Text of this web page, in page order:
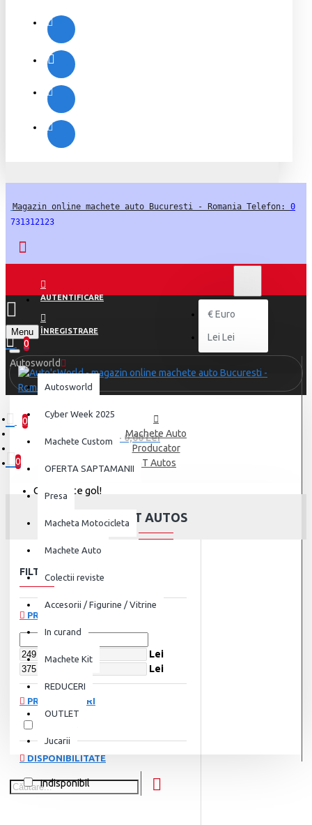
Magazin online machete auto Bucuresti - Romania Telefon: 0
731312123
AUTENTIFICARE
ÎNREGISTRARE
€Euro
Lei Lei
Menu
0
0
0 produs(e) - 0,00 Lei
0
Coșul este gol!
Autosworld
Autosworld
Cyber Week 2025
Machete Custom
OFERTA SAPTAMANII
Presa
Macheta Motocicleta
Machete Auto
Colectii reviste
Accesorii / Figurine / Vitrine
In curand
Machete Kit
REDUCERI
OUTLET
Jucarii
Machete Auto
Producator
GT Autos
GT AUTOS
FILTRU Șterge
PREȚ
Lei
Lei
PRODUCĂTORI
DISPONIBILITATE
Indisponibil